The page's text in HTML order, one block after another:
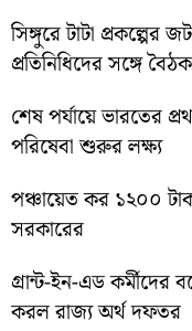
সিঙ্গুরে টাটা প্রকল্পের
প্রতিনিধিদের সঙ্গে
শেষ পর্যায়ে ভারতের
পরিষেবা শুরুর লক্ষ্য
পঞ্চায়েত কর ১২০০
সরকারের
গ্রান্ট-ইন-এড কর্মীদের
করল রাজ্য অর্থ দফতর